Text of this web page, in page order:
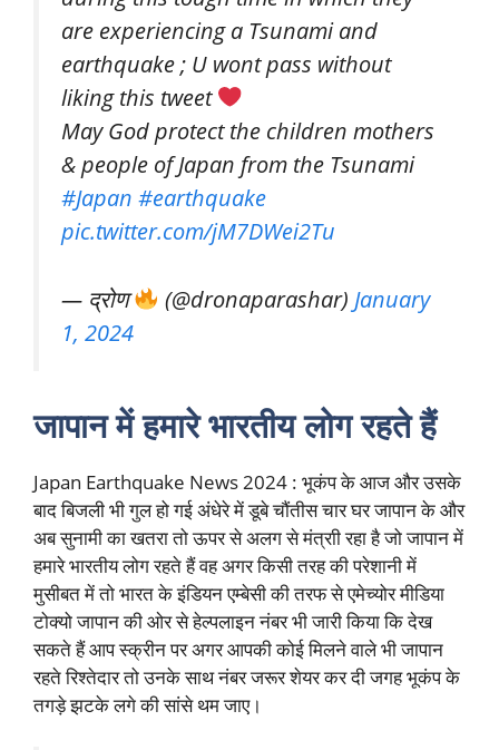
are experiencing a Tsunami and
earthquake ; U wont pass without
liking this tweet
May God protect the children mothers
& people of Japan from the Tsunami
#Japan #earthquake
pic.twitter.com/jM7DWei2Tu
— द्रोण (@dronaparashar) January
1, 2024
जापान में हमारे भारतीय लोग रहते हैं
Japan Earthquake News 2024 : भूकंप के आज और उसके
बाद बिजली भी गुल हो गई अंधेरे में डूबे चौंतीस चार घर जापान के और
अब सुनामी का खतरा तो ऊपर से अलग से मंत्राी रहा है जो जापान में
हमारे भारतीय लोग रहते हैं वह अगर किसी तरह की परेशानी में
मुसीबत में तो भारत के इंडियन एम्बेसी की तरफ से एमेच्योर मीडिया
टोक्यो जापान की ओर से हेल्पलाइन नंबर भी जारी किया कि देख
सकते हैं आप स्क्रीन पर अगर आपकी कोई मिलने वाले भी जापान
रहते रिश्तेदार तो उनके साथ नंबर जरूर शेयर कर दी जगह भूकंप के
तगड़े झटके लगे की सांसे थम जाए।